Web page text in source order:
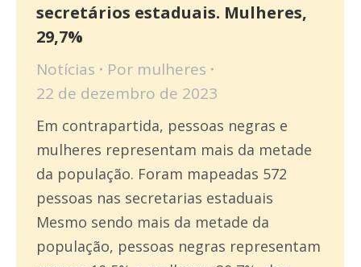
secretários estaduais. Mulheres,
29,7%
Notícias Por mulheres
22 de dezembro de 2023
Em contrapartida, pessoas negras e
mulheres representam mais da metade
da população. Foram mapeadas 572
pessoas nas secretarias estaduais
Mesmo sendo mais da metade da
população, pessoas negras representam